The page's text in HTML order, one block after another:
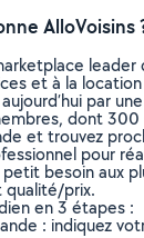
AlloVoisins
et à la
par
dont
et trouvez
pour
besoin aux
qualité/prix.
en 3 étapes :
: indiquez